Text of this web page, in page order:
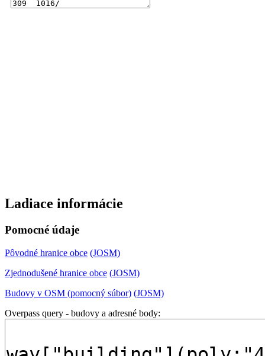
Ladiace informácie
Pomocné údaje
Pôvodné hranice obce (JOSM)
Zjednodušené hranice obce (JOSM)
Budovy v OSM (pomocný súbor) (JOSM)
Overpass query - budovy a adresné body: